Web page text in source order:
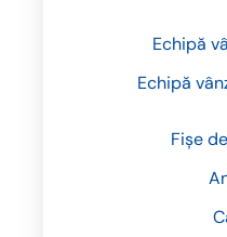
Fișe
Echipă
Echipă